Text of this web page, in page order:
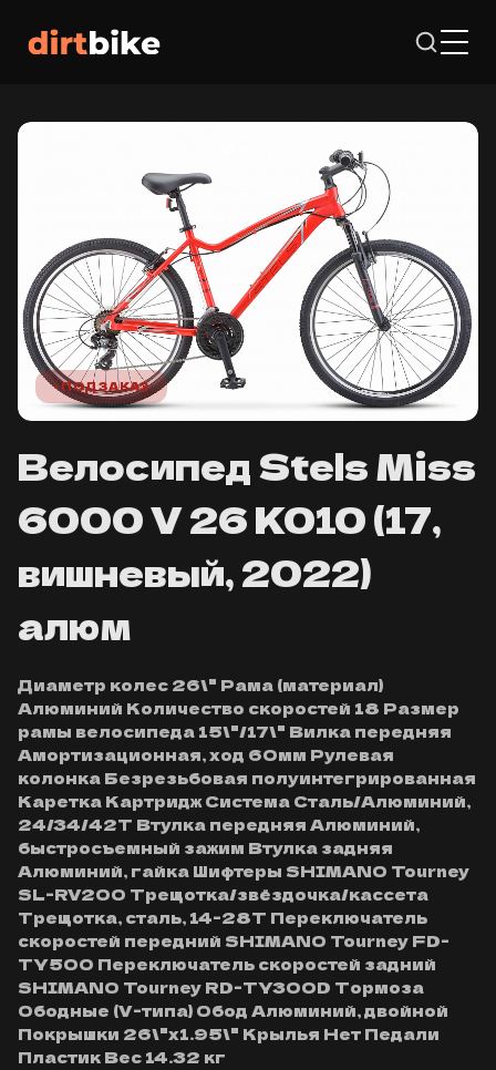
• ПОД ЗАКАЗ
Велосипед Stels Miss
6000 V 26 K010 (17,
вишневый, 2022)
алюм
Диаметр колес 26\" Рама (материал)
Алюминий Количество скоростей 18 Размер
рамы велосипеда 15\"/17\" Вилка передняя
Амортизационная, ход 60мм Рулевая
колонка Безрезьбовая полуинтегрированная
Каретка Картридж Система Сталь/Алюминий,
24/34/42Т Втулка передняя Алюминий,
быстросъемный зажим Втулка задняя
Алюминий, гайка Шифтеры SHIMANO Tourney
SL-RV200 Трещотка/звёздочка/кассета
Трещотка, сталь, 14-28Т Переключатель
скоростей передний SHIMANO Tourney FD-
TY500 Переключатель скоростей задний
SHIMANO Tourney RD-TY300D Тормоза
Ободные (V-типа) Обод Алюминий, двойной
Покрышки 26\"x1.95\" Крылья Нет Педали
Пластик Вес 14.32 кг